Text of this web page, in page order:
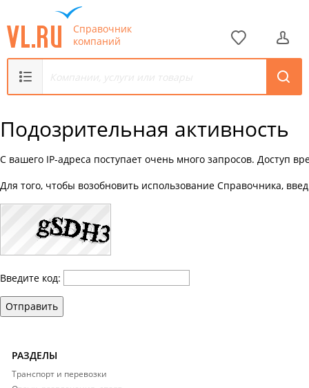
Справочник
компаний
Подозрительная активность
С вашего IP-адреса поступает очень много запросов. Доступ
Для того, чтобы возобновить использование Справочника,
Введите код:
Отправить
РАЗДЕЛЫ
Транспорт и перевозки